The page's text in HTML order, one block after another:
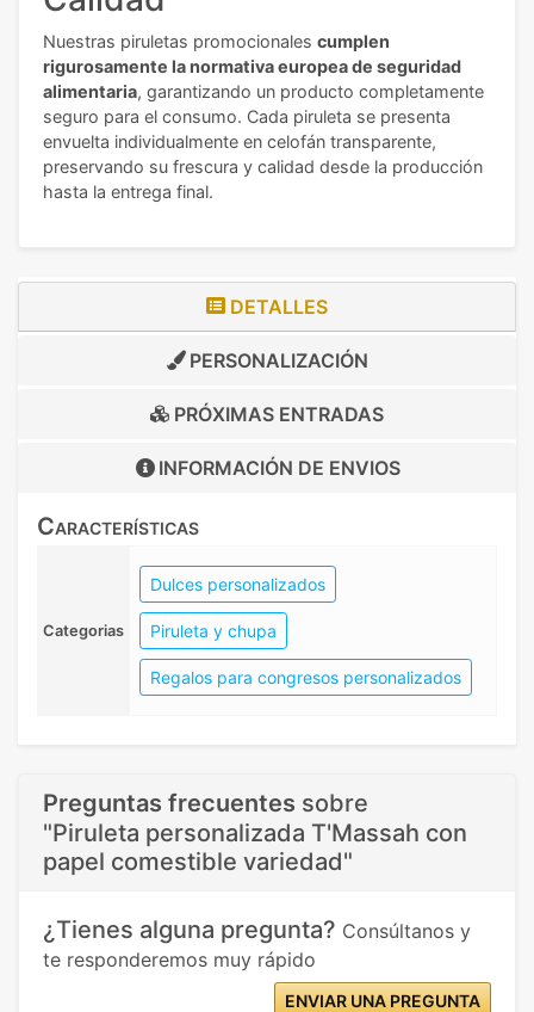
Nuestras piruletas promocionales cumplen
rigurosamente la normativa europea de seguridad
alimentaria, garantizando un producto completamente
seguro para el consumo. Cada piruleta se presenta
envuelta individualmente en celofán transparente,
preservando su frescura y calidad desde la producción
hasta la entrega final.
DETALLES
PERSONALIZACIÓN
PRÓXIMAS ENTRADAS
INFORMACIÓN DE ENVIOS
Características
Categorias
Dulces personalizados
Piruleta y chupa
Regalos para congresos personalizados
Preguntas frecuentes sobre
"Piruleta personalizada T'Massah con
papel comestible variedad"
¿Tienes alguna pregunta? Consúltanos y
te responderemos muy rápido
ENVIAR UNA PREGUNTA